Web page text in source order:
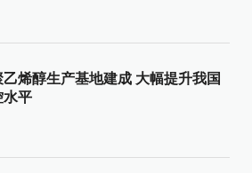
烯醇生产基地建成 大幅提升我国
水平